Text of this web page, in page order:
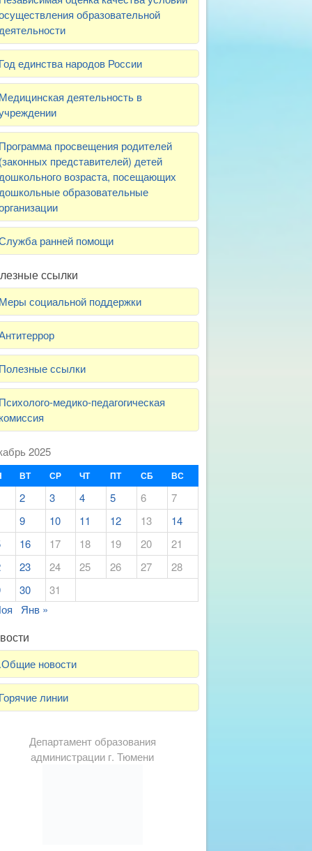
образовательной
единства народов России
деятельность в
просвещения родителей
представителей) детей
возраста, посещающих
образовательные
ранней помощи
ссылки
социальной поддержки
ссылки
медико-педагогическая
2025
ВТ СР ЧТ ПТ СБ ВС
2 3 4 5 6
7
9
10 11 12 13
14
16 17 18 19 20
21
23 24 25 26 27
28
30
31
Янв »
новости
линии
Департамент образования
администрации г. Тюмени